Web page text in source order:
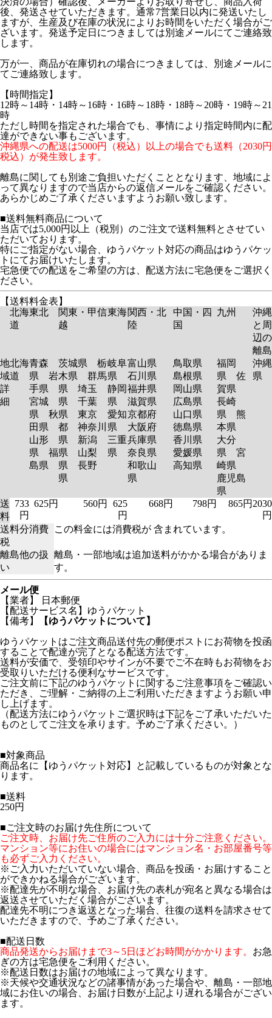
後、発送させていただきます。通常7営業日以内に発送いたし
ますが、生産及び在庫の状況によりお時間をいただく場合がご
ざいます。発送予定日につきましては別途メールにてご連絡致
します。
万が一、商品が在庫切れの場合につきましては、別途メールに
てご連絡致します。
【時間指定】
12時～14時・14時～16時・16時～18時・18時～20時・19時～21
時
ただし時間を指定された場合でも、事情により指定時間内に配
達ができない事もございます。
沖縄県への配送は5000円（税込）以上の場合でも送料（2030円
税込）が発生致します。
離島に関しても別途ご負担いただくこととなります、地域によ
って異なりますので当店からの返信メールをご確認ください。
あらかじめご了承くださいますようお願い致します。
■送料無料商品について
当店では5,000円以上（税別）のご注文で送料無料とさせてい
ただいております。
特にご指定がない場合、ゆうパケット対応の商品はゆうパケッ
トにてお届けいたします。
宅急便での配送をご希望の方は、配送方法に宅急便をご選択く
ださい。
【送料料金表】
北海
道
東北
関東・甲信
越
東海関西・北
陸
中国・四
国
九州
沖縄
と周
辺の
離島
地
域
詳
細
北海
道
青森
県 岩
手県
宮城
県 秋
田県
山形
県 福
島県
茨城県 栃
木県 群馬
県 埼玉
県 千葉
県 東京
都 神奈川
県 新潟
県 山梨
県 長野
県
岐阜
県
静岡
県
愛知
県
三重
県
富山県
石川県
福井県
滋賀県
京都府
大阪府
兵庫県
奈良県
和歌山
県
鳥取県
島根県
岡山県
広島県
山口県
徳島県
香川県
愛媛県
高知県
福岡
県 佐
賀県
長崎
県 熊
本県
大分
県 宮
崎県
鹿児島
県
沖縄
県
送
料
733
円
625円 560円
625
円
668円 798円 865円 2030
円
送料分消費
税
この料金には消費税が 含まれています。
離島他の扱
い
離島・一部地域は追加送料がかかる場合がありま
す。
メール便
【業者】 日本郵便
【配送サービス名】ゆうパケット
【備考】
【ゆうパケットについて】
ゆうパケットはご注文商品送付先の郵便ポストにお荷物を投函
することで配達が完了となる配送方法です。
送料が安価で、受領印やサインが不要でご不在時もお荷物をお
受取りいただける便利なサービスです。
ご注文前に下記のゆうパケットに関するご注意事項をご確認い
ただき、ご理解・ご納得の上ご利用いただきますようお願い申
し上げます。
（配送方法にゆうパケットご選択時は下記をご了承いただいた
ものとしてご注文を承ります。予めご了承ください。）
■対象商品
商品名に【ゆうパケット対応】と記載しているものが対象とな
ります。
■送料
250円
■ご注文時のお届け先住所について
ご注文時、お届け先ご住所のご入力には十分ご注意ください。
マンション等にお住いの場合にはマンション名・お部屋番号等
も必ずご入力ください。
※ご入力いただいていない場合、商品を投函・お届けすること
ができかねる場合がございます。
※配達先が不明な場合、お届け先の表札が宛名と異なる場合は
返送させていただく場合がございます。
配達先不明につき返送となった場合、往復の送料を請求させて
いただきますので、予めご了承ください。
■配送日数
商品発送からお届けまで3～5日ほどお時間がかかります。 お急
ぎの方は宅急便をご利用ください。
※配送日数はお届けの地域によって異なります。
※天候や交通状況などの諸事情があった場合や、離島・一部地
域にお住いの場合、お届け日数が上記より遅れる場合がござい
ます。